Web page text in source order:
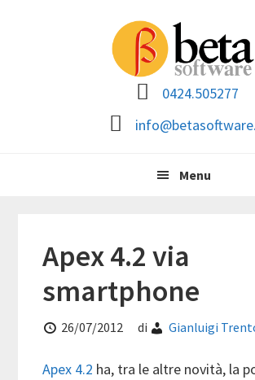
0424.505277
Menu
Apex 4.2 via
smartphone
26/07/2012 di Gianluigi
Apex 4.2 ha, tra le altre novità, la